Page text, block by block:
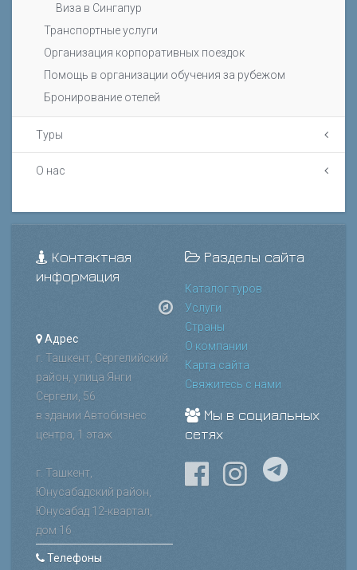
Виза в Сингапур
Транспортные услуги
Организация корпоративных поездок
Помощь в организации обучения за рубежом
Бронирование отелей
Туры
О нас
Контактная
информация
Адрес
г. Ташкент, Сергелийский
район, улица Янги
Сергели, 56
в здании Автобизнес
центра, 1 этаж
г. Ташкент,
Юнусабадский район,
Юнусабад 12-квартал,
дом 16
Телефоны
Разделы сайта
Каталог туров
Услуги
Страны
О компании
Карта сайта
Свяжитесь с нами
Мы в социальных
сетях